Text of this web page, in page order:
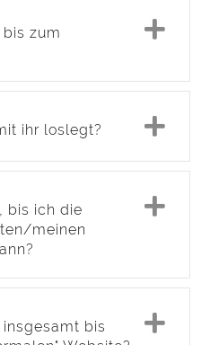
zum
ihr loslegt?
bis ich die
meinen
bis